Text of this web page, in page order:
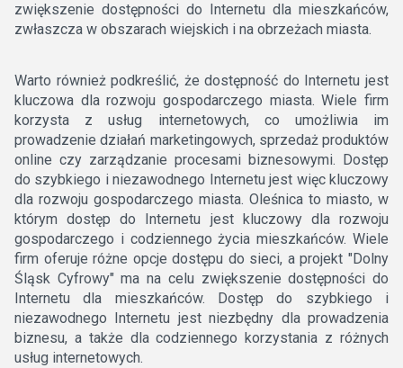
zwiększenie dostępności do Internetu dla mieszkańców,
zwłaszcza w obszarach wiejskich i na obrzeżach miasta.
Warto również podkreślić, że dostępność do Internetu jest
kluczowa dla rozwoju gospodarczego miasta. Wiele firm
korzysta z usług internetowych, co umożliwia im
prowadzenie działań marketingowych, sprzedaż produktów
online czy zarządzanie procesami biznesowymi. Dostęp
do szybkiego i niezawodnego Internetu jest więc kluczowy
dla rozwoju gospodarczego miasta. Oleśnica to miasto, w
którym dostęp do Internetu jest kluczowy dla rozwoju
gospodarczego i codziennego życia mieszkańców. Wiele
firm oferuje różne opcje dostępu do sieci, a projekt "Dolny
Śląsk Cyfrowy" ma na celu zwiększenie dostępności do
Internetu dla mieszkańców. Dostęp do szybkiego i
niezawodnego Internetu jest niezbędny dla prowadzenia
biznesu, a także dla codziennego korzystania z różnych
usług internetowych.